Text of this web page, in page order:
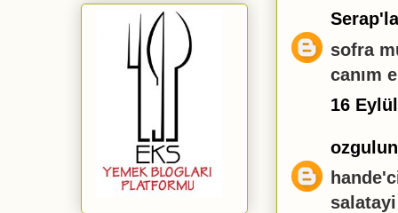
sofra
canım
16